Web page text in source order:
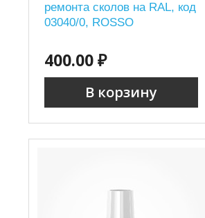
ремонта сколов на RAL, код
03040/0, ROSSO
400.00 ₽
В корзину